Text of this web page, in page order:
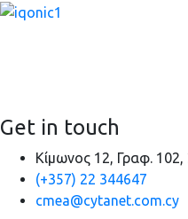
Get in touch
Κίμωνος 12, Γραφ.
(+357) 22 344647
cmea@cytanet.com.cy